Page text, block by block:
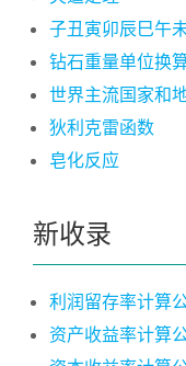
子丑寅卯辰巳午
钻石重量单位换
世界主流国家和
狄利克雷函数
皂化反应
新收录
利润留存率计算
资产收益率计算